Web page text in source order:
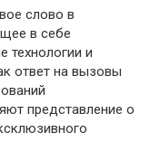
слово в
в себе
технологии и
ответ на вызовы
представление о